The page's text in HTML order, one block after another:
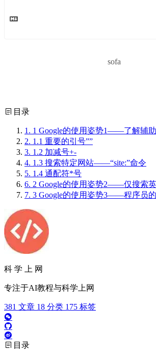
sofa
目录
1. 1 Google的使用姿势1——了解辅
2. 1.1 重要的引号””
3. 1.2 加减号+-
4. 1.3 搜索特定网站——“site:”命令
5. 1.4 通配符*号
6. 2 Google的使用姿势2——仅搜索
7. 3 Google的使用姿势3——程序员的
科 学 上 网
专注于AI教程与科学上网
381 文章 18 分类 175 标签
目录